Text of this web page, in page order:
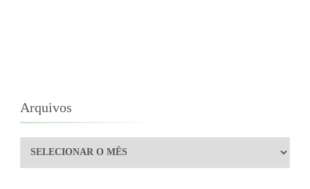
Arquivos
Arquivos